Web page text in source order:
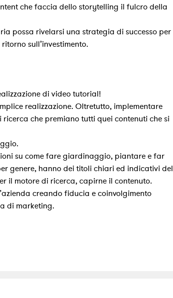
che faccia dello storytelling il fulcro della
possa rivelarsi una strategia di successo per
sull’investimento.
di video tutorial!
realizzazione. Oltretutto, implementare
che premiano tutti quei contenuti che si
su come fare giardinaggio, piantare e far
genere, hanno dei titoli chiari ed indicativi del
il motore di ricerca, capirne il contenuto.
creando fiducia e coinvolgimento
di marketing.